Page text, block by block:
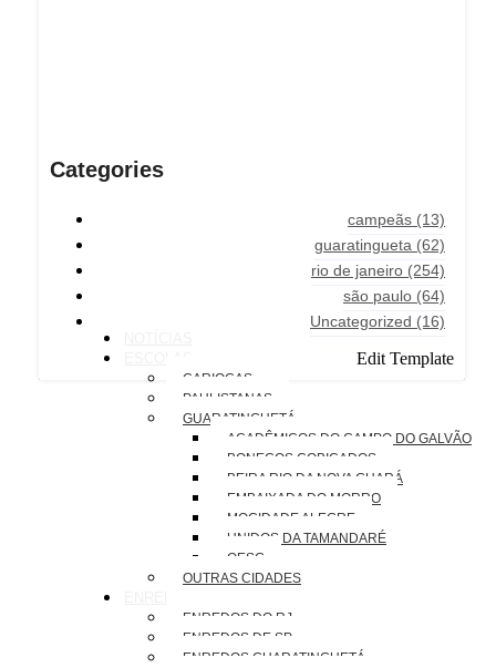
Categories
campeãs (13)
guaratingueta (62)
rio de janeiro (254)
são paulo (64)
Uncategorized (16)
Edit Template
CARIOCAS
PAULISTANAS
GUARATINGUETÁ
ACADÊMICOS DO CAMPO DO GALVÃO
BONECOS COBIÇADOS
BEIRA RIO DA NOVA GUARÁ
EMBAIXADA DO MORRO
MOCIDADE ALEGRE
UNIDOS DA TAMANDARÉ
OESG
OUTRAS CIDADES
ENREDOS DO RJ
ENREDOS DE SP
ENREDOS GUARATINGUETÁ